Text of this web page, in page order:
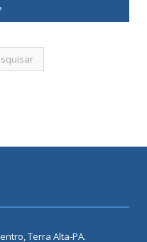
Terra Alta-PA.